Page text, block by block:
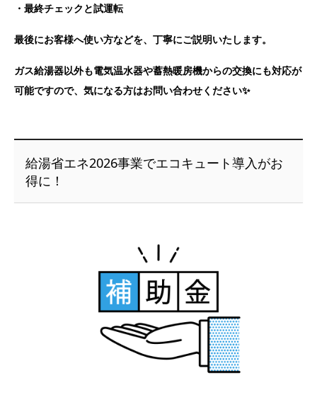
・最終チェックと試運転
最後にお客様へ使い方などを、丁寧にご説明いたします。
ガス給湯器以外も電気温水器や蓄熱暖房機からの交換にも対応が
可能ですので、気になる方はお問い合わせください✨
給湯省エネ2026事業でエコキュート導入がお
得に！